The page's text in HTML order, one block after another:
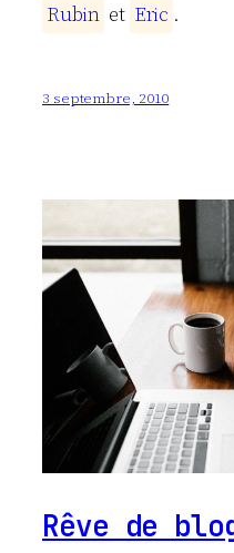
Rubin et Eric .
3 septembre, 2010
Rêve de